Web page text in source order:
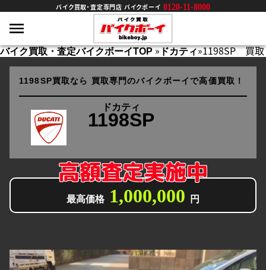
バイク買取・査定専門店 バイクボーイ 0120-11-8000
バイク買取・査定バイクボーイTOP»ドカティ»1198SP 買取
1198SP買取なら 買取専門のバイクボーイで高価買取！
ドカティ
1198SP
高額査定実施中
最高価格 1,000,000 円